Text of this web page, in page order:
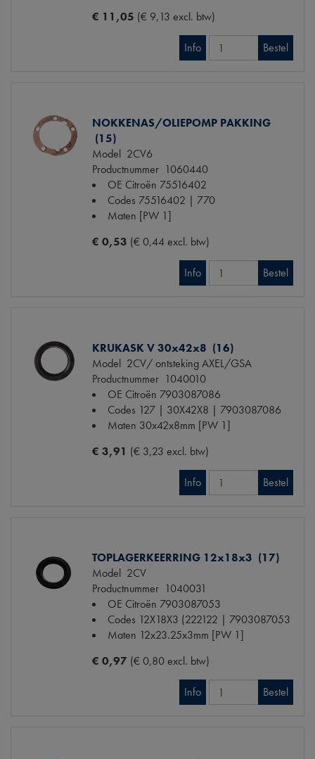
€ 11,05 (€ 9,13 excl. btw)
Info Bestel
NOKKENAS/OLIEPOMP PAKKING
(15)
Model 2CV6
Productnummer 1060440
OE Citroën 75516402
Codes 75516402 | 770
Maten [PW 1]
€ 0,53 (€ 0,44 excl. btw)
Info Bestel
KRUKASK V 30x42x8 (16)
Model 2CV/ ontsteking AXEL/GSA
Productnummer 1040010
OE Citroën 7903087086
Codes 127 | 30X42X8 | 7903087086
Maten 30x42x8mm [PW 1]
€ 3,91 (€ 3,23 excl. btw)
Info Bestel
TOPLAGERKEERRING 12x18x3 (17)
Model 2CV
Productnummer 1040031
OE Citroën 7903087053
Codes 12X18X3 (222122 | 7903087053
Maten 12x23.25x3mm [PW 1]
€ 0,97 (€ 0,80 excl. btw)
Info Bestel